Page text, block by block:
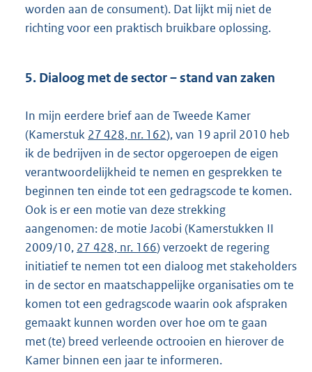
worden aan de consument). Dat lijkt mij niet de
richting voor een praktisch bruikbare oplossing.
5. Dialoog met de sector – stand van zaken
In mijn eerdere brief aan de Tweede Kamer
(Kamerstuk 27 428, nr. 162), van 19 april 2010 heb
ik de bedrijven in de sector opgeroepen de eigen
verantwoordelijkheid te nemen en gesprekken te
beginnen ten einde tot een gedragscode te komen.
Ook is er een motie van deze strekking
aangenomen: de motie Jacobi (Kamerstukken II
2009/10, 27 428, nr. 166) verzoekt de regering
initiatief te nemen tot een dialoog met stakeholders
in de sector en maatschappelijke organisaties om te
komen tot een gedragscode waarin ook afspraken
gemaakt kunnen worden over hoe om te gaan
met (te) breed verleende octrooien en hierover de
Kamer binnen een jaar te informeren.